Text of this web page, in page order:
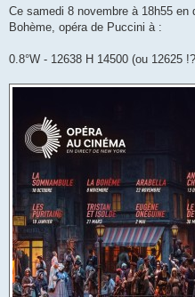
g
Ce samedi 8 novembre à 18h55
Bohème, opéra de Puccini à :
0.8°W - 12638 H 14500 (ou 12625